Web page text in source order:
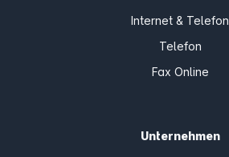
Internet & Telefon
Telefon
Fax Online
Unternehmen